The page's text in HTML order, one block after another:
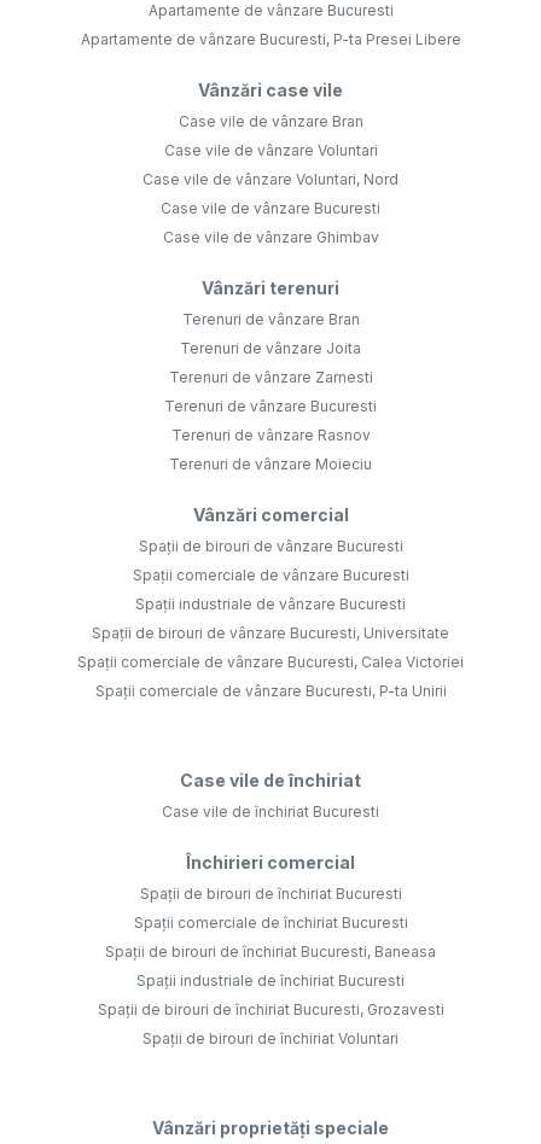
Apartamente de vânzare Bucuresti
Apartamente de vânzare Bucuresti, P-ta Presei Libere
Vânzări case vile
Case vile de vânzare Bran
Case vile de vânzare Voluntari
Case vile de vânzare Voluntari, Nord
Case vile de vânzare Bucuresti
Case vile de vânzare Ghimbav
Vânzări terenuri
Terenuri de vânzare Bran
Terenuri de vânzare Joita
Terenuri de vânzare Zarnesti
Terenuri de vânzare Bucuresti
Terenuri de vânzare Rasnov
Terenuri de vânzare Moieciu
Vânzări comercial
Spații de birouri de vânzare Bucuresti
Spații comerciale de vânzare Bucuresti
Spații industriale de vânzare Bucuresti
Spații de birouri de vânzare Bucuresti, Universitate
Spații comerciale de vânzare Bucuresti, Calea Victoriei
Spații comerciale de vânzare Bucuresti, P-ta Unirii
Case vile de închiriat
Case vile de închiriat Bucuresti
Închirieri comercial
Spații de birouri de închiriat Bucuresti
Spații comerciale de închiriat Bucuresti
Spații de birouri de închiriat Bucuresti, Baneasa
Spații industriale de închiriat Bucuresti
Spații de birouri de închiriat Bucuresti, Grozavesti
Spații de birouri de închiriat Voluntari
Vânzări proprietăți speciale